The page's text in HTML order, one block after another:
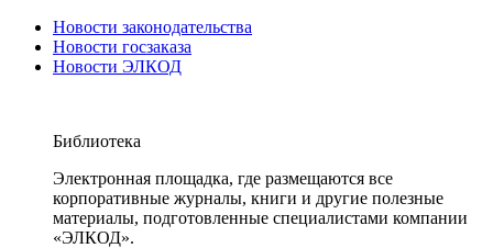
Новости законодательства
Новости госзаказа
Новости ЭЛКОД
Библиотека
Электронная площадка, где размещаются все
корпоративные журналы, книги и другие полезные
материалы, подготовленные специалистами компании
«ЭЛКОД».